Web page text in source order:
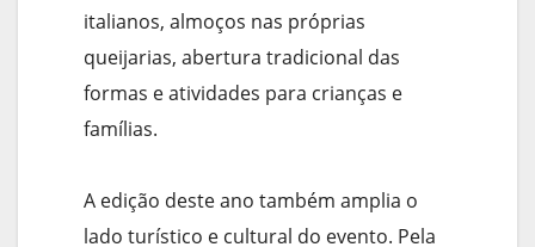
italianos, almoços nas próprias
queijarias, abertura tradicional das
formas e atividades para crianças e
famílias.
A edição deste ano também amplia o
lado turístico e cultural do evento. Pela